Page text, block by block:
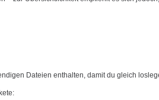
Dateien enthalten, damit du gleich